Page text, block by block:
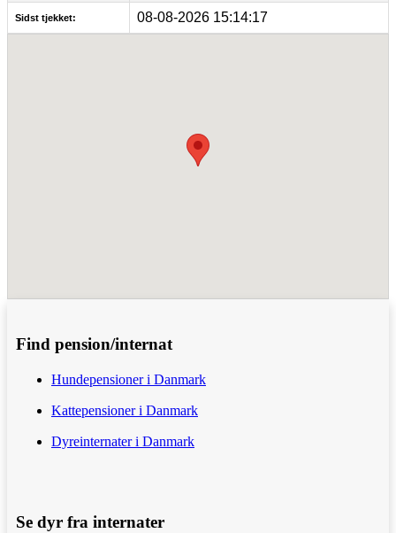
Sidst tjekket: 08-08-2026 15:14:17
Find pension/internat
Hundepensioner i Danmark
Kattepensioner i Danmark
Dyreinternater i Danmark
Se dyr fra internater